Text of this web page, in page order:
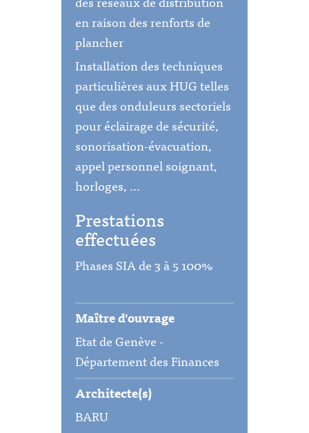
en raison des renforts de
plancher
Installation des techniques
particulières aux HUG telles
que des onduleurs sectoriels
pour éclairage de sécurité,
sonorisation-évacuation,
appel personnel soignant,
horloges, …
Prestations
effectuées
Phases SIA de 3 à 5 100%
Maître d'ouvrage
Etat de Genève -
Département des Finances
Architecte(s)
BARU